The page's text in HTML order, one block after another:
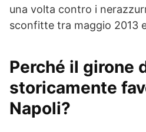
una volta contro i
sconfitte tra maggio 2013
Perché il girone
storicamente
Napoli?